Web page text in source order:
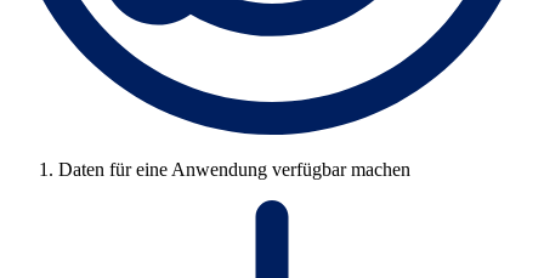
Daten für eine Anwendung verfügbar machen